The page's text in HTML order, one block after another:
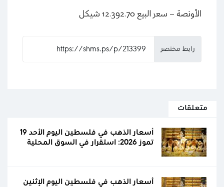
الأونصة – سعر البيع 12.392.70 شيكل
رابط مختصر
متعلقات
أسعار الذهب في فلسطين اليوم الأحد 19
تموز 2026: استقرار في السوق المحلية
أسعار الذهب في فلسطين اليوم الإثنين